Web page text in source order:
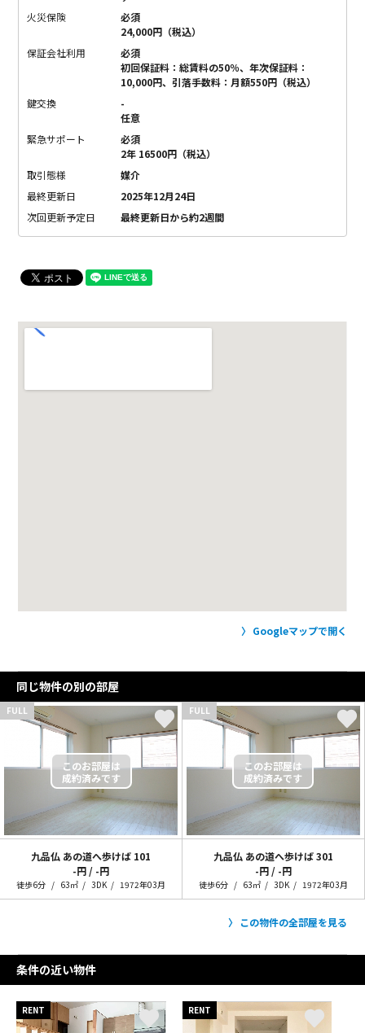
火災保険
必須
24,000円（税込）
保証会社利用
必須
初回保証料：総賃料の50％、年次保証料：
10,000円、引落手数料：月額550円（税込）
鍵交換
-
任意
緊急サポート
必須
2年 16500円（税込）
取引態様
媒介
最終更新日
2025年12月24日
次回更新予定日
最終更新日から約2週間
Googleマップで開く
同じ物件の別の部屋
FULL
九品仏 あの道へ歩けば 101
-円 / -円
徒歩6分 63㎡ 3DK 1972年03月
FULL
九品仏 あの道へ歩けば301
-円 / -円
徒歩6分 63㎡ 3DK 1972年03月
この物件の全部屋を見る
条件の近い物件
RENT RENT